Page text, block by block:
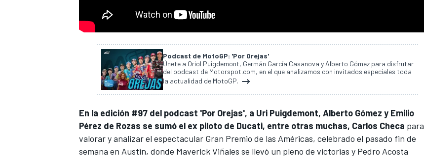
Podcast de MotoGP: 'Por Orejas'
Únete a Oriol Puigdemont, Germán García Casanova y Alberto Gómez para disfrutar
del podcast de Motorspot.com, en el que analizamos con invitados especiales toda
la actualidad de MotoGP.
En la edición #97 del podcast 'Por Orejas', a Uri Puigdemont, Alberto Gómez y Emilio
Pérez de Rozas se sumó el ex piloto de Ducati, entre otras muchas, Carlos Checa para
valorar y analizar el espectacular Gran Premio de las Américas, celebrado el pasado fin de
semana en Austin, donde Maverick Viñales se llevó un pleno de victorias y Pedro Acosta